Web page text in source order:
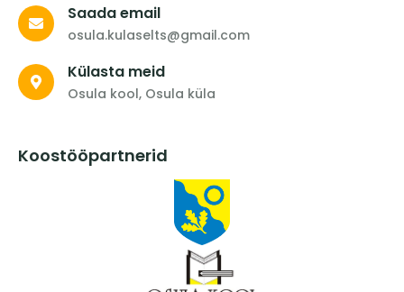
Saada email
osula.kulaselts@gmail.com
Külasta meid
Osula kool, Osula küla
Koostööpartnerid